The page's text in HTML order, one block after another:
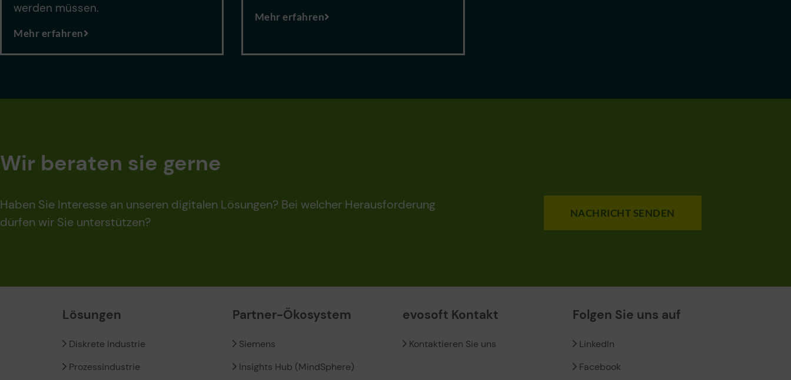
werden müssen.
Mehr erfahren
Mehr erfahren
Wir beraten sie gerne
Haben Sie Interesse an unseren digitalen Lösungen? Bei welcher Herausforderung
dürfen wir Sie unterstützen?
NACHRICHT SENDEN
Lösungen
Diskrete Industrie
Prozessindustrie
Partner-Ökosystem
Siemens
Insights Hub (MindSphere)
evosoft Kontakt
Kontaktieren Sie uns
Folgen Sie uns auf
LinkedIn
Facebook